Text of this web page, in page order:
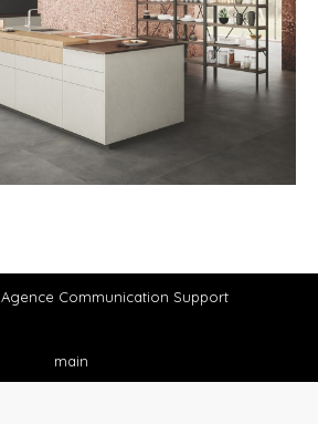
Agence Communication Support
main